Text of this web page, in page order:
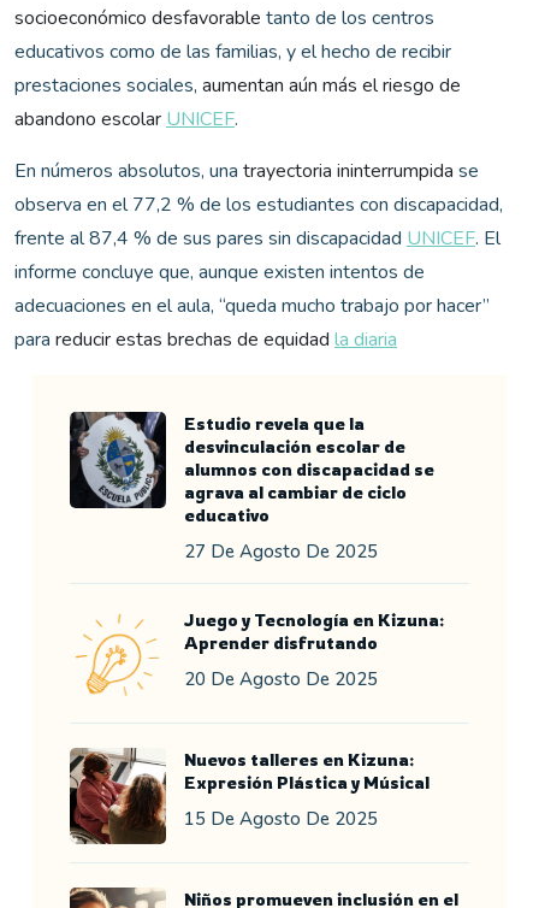
socioeconómico desfavorable tanto de los centros
educativos como de las familias, y el hecho de recibir
prestaciones sociales, aumentan aún más el riesgo de
abandono escolar UNICEF.
En números absolutos, una trayectoria ininterrumpida se
observa en el 77,2 % de los estudiantes con discapacidad,
frente al 87,4 % de sus pares sin discapacidad UNICEF. El
informe concluye que, aunque existen intentos de
adecuaciones en el aula, “queda mucho trabajo por hacer”
para reducir estas brechas de equidad la diaria
Estudio revela que la
desvinculación escolar de
alumnos con discapacidad se
agrava al cambiar de ciclo
educativo
27 De Agosto De 2025
Juego y Tecnología en Kizuna:
Aprender disfrutando
20 De Agosto De 2025
Nuevos talleres en Kizuna:
Expresión Plástica y Músical
15 De Agosto De 2025
Niños promueven inclusión en el